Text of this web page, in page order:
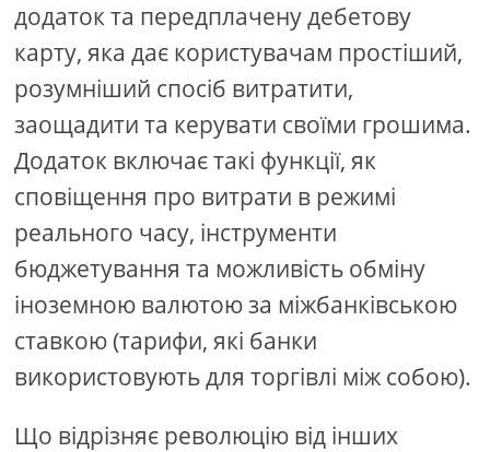
додаток та передплачену дебетову
карту, яка дає користувачам простіший,
розумніший спосіб витратити,
заощадити та керувати своїми грошима.
Додаток включає такі функції, як
сповіщення про витрати в режимі
реального часу, інструменти
бюджетування та можливість обміну
іноземною валютою за міжбанківською
ставкою (тарифи, які банки
використовують для торгівлі між собою).
Що відрізняє революцію від інших